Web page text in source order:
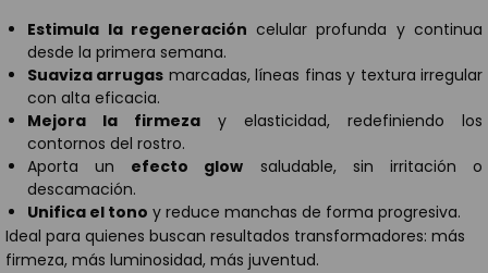
Estimula la regeneración celular profunda y continua
desde la primera semana.
Suaviza arrugas marcadas, líneas finas y textura irregular
con alta eficacia.
Mejora la firmeza y elasticidad, redefiniendo los
contornos del rostro.
Aporta un efecto glow saludable, sin irritación o
descamación.
Unifica el tono y reduce manchas de forma progresiva.
Ideal para quienes buscan resultados transformadores: más
firmeza, más luminosidad, más juventud.